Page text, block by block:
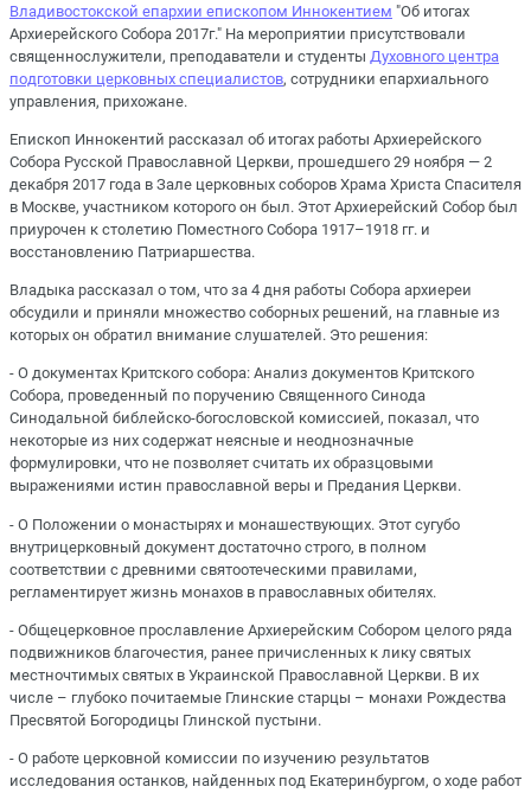
Владивостокской епархии епископом Иннокентием "Об итогах
Архиерейского Собора 2017г." На мероприятии присутствовали
священнослужители, преподаватели и студенты Духовного центра
подготовки церковных специалистов, сотрудники епархиального
управления, прихожане.
Епископ Иннокентий рассказал об итогах работы Архиерейского
Собора Русской Православной Церкви, прошедшего 29 ноября ― 2
декабря 2017 года в Зале церковных соборов Храма Христа Спасителя
в Москве, участником которого он был. Этот Архиерейский Собор был
приурочен к столетию Поместного Собора 1917–1918 гг. и
восстановлению Патриаршества.
Владыка рассказал о том, что за 4 дня работы Собора архиереи
обсудили и приняли множество соборных решений, на главные из
которых он обратил внимание слушателей. Это решения:
- О документах Критского собора: Анализ документов Критского
Собора, проведенный по поручению Священного Синода
Синодальной библейско-богословской комиссией, показал, что
некоторые из них содержат неясные и неоднозначные
формулировки, что не позволяет считать их образцовыми
выражениями истин православной веры и Предания Церкви.
- О Положении о монастырях и монашествующих. Этот сугубо
внутрицерковный документ достаточно строго, в полном
соответствии с древними святоотеческими правилами,
регламентирует жизнь монахов в православных обителях.
- Общецерковное прославление Архиерейским Собором целого ряда
подвижников благочестия, ранее причисленных к лику святых
местночтимых святых в Украинской Православной Церкви. В их
числе – глубоко почитаемые Глинские старцы – монахи Рождества
Пресвятой Богородицы Глинской пустыни.
- О работе церковной комиссии по изучению результатов
исследования останков, найденных под Екатеринбургом, о ходе работ